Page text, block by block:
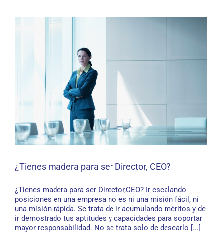
¿Tienes madera para ser Director, CEO?
¿Tienes madera para ser Director, CEO?
¿Tienes madera para ser Director,CEO? Ir escalando
posiciones en una empresa no es ni una misión fácil, ni
una misión rápida. Se trata de ir acumulando méritos y de
ir demostrado tus aptitudes y capacidades para soportar
mayor responsabilidad. No se trata solo de desearlo [...]